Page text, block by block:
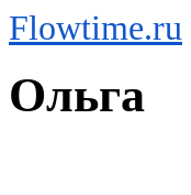
Flowtime.ru
Ольга